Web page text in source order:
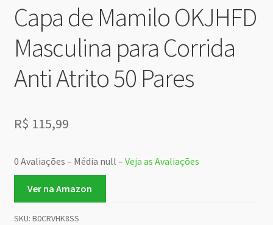
Capa de Mamilo OKJHFD
Masculina para Corrida
Anti Atrito 50 Pares
R$ 115,99
0 Avaliações – Média null – Veja as Avaliações
Ver na Amazon
SKU: B0CRVHK8SS